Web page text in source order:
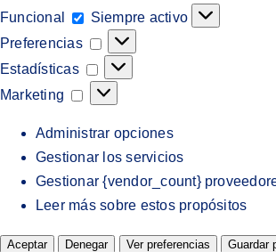
Funcional
Funcional
Siempre activo
Preferencias
Preferencias
Estadísticas
Estadísticas
Marketing
Marketing
Administrar opciones
Gestionar los servicios
Gestionar {vendor_count}
Leer más sobre estos propósitos
Aceptar Denegar Ver preferencias Guardar